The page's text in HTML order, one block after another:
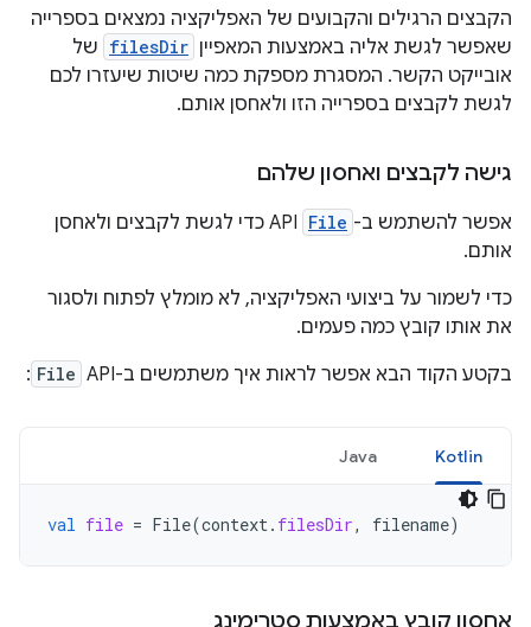
הקבצים הרגילים והקבועים של האפליקציה נמצאים בספרייה
שאפשר לגשת אליה באמצעות המאפיין filesDir של
אובייקט הקשר. המסגרת מספקת כמה שיטות שיעזרו לכם
לגשת לקבצים בספרייה הזו ולאחסן אותם.
גישה לקבצים ואחסון שלהם
אפשר להשתמש ב- File
API כדי לגשת לקבצים ולאחסן
אותם.
כדי לשמור על ביצועי האפליקציה, לא מומלץ לפתוח ולסגור
את אותו קובץ כמה פעמים.
בקטע הקוד הבא אפשר לראות איך משתמשים ב-API‏
File
:
Kotlin
Java
val file = File(context. filesDir, filename)
אחסון קובץ באמצעות סטרימינג